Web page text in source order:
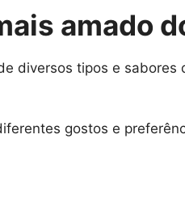
amado
diversos tipos e sabores
gostos e